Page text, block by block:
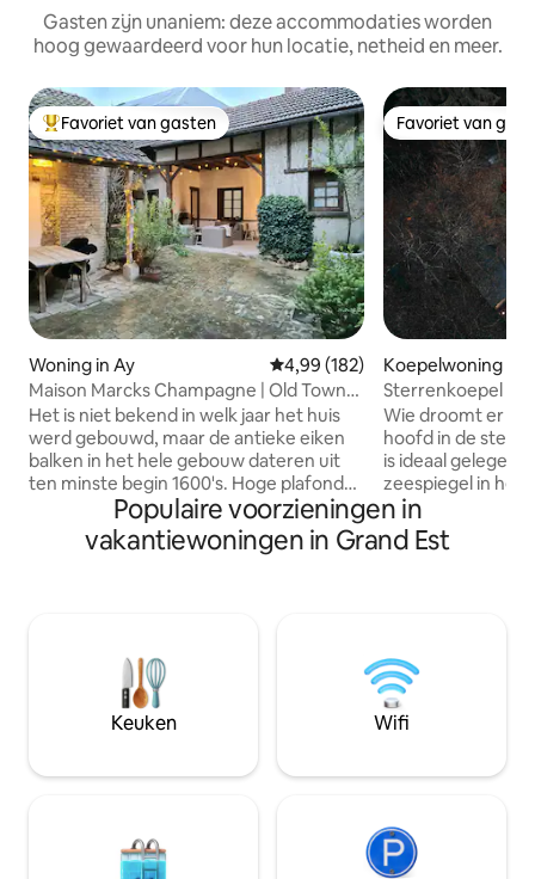
Gasten zijn unaniem: deze accommodaties worden
hoog gewaardeerd voor hun locatie, netheid en meer.
Topfavoriet van gasten
Favoriet van gasten
Woning in Ay Gemiddelde beoordeling van
4,99 (182)
Maison Marcks Champagne | Old Town
Ay
Het is niet bekend in welk jaar het huis
werd gebouwd, maar de antieke eiken
balken in het hele gebouw dateren uit
ten minste begin 1600's. Hoge plafonds
bieden een ruime en luchtige maar zeer
gezellige ruimte verdeeld over drie
verdiepingen. De binnenplaats heeft
comfortabel en exclusief huis om in te
verblijven tijdens het verkennen van
Champagne en zijn vele legendarische
wijngaarden.
Favoriet van
Favoriet van
Koepelwoning in
Sterrenkoepel in
natuur in
Wie droomt er
hoofd in de
is ideaal gelegen
zeespiegel in het
Vogezenbos,
buurman, voor
op een houten
gelegen in je
fascinerende
glinsterende
geluiden van de
Populaire voorzieningen in
vakantiewoningen in Grand Est
Keuken Wifi